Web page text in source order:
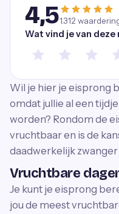
4,51.312
Wat vind je van deze
Wil je hier je eisprong
omdat jullie al een
worden? Rondom de
vruchtbaar en is de
daadwerkelijk zwanger
Vruchtbare
Je kunt je eisprong
jou de meest